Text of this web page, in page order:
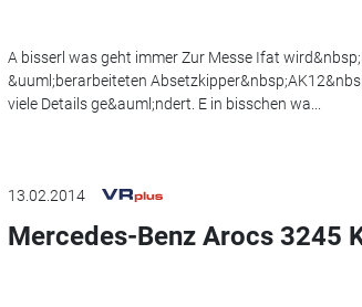
A bisserl was geht immer Zur Messe Ifat
&uuml;berarbeiteten
viele Details ge&auml;ndert. E in bisschen wa...
13.02.2014
Mercedes-Benz Arocs 3245